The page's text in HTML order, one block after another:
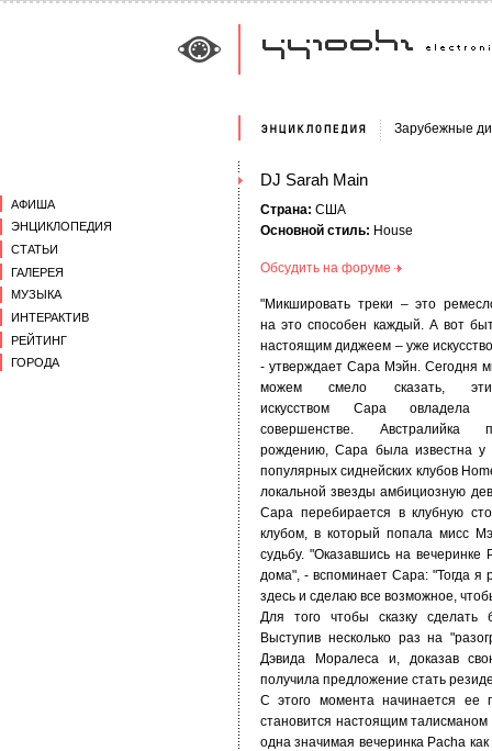
АФИША
ЭНЦИКЛОПЕДИЯ
СТАТЬИ
ГАЛЕРЕЯ
МУЗЫКА
ИНТЕРАКТИВ
РЕЙТИНГ
ГОРОДА
Зарубежные
DJ Sarah Main
Страна: США
Основной стиль: House
Обсудить на форуме
"Микшировать треки – это
на это способен каждый. А вот
настоящим диджеем – уже
- утверждает Сара Мэйн. Сегодня
можем смело сказать,
искусством Сара овладела
совершенстве. Австралийка
рождению, Сара была известна у
популярных сиднейских клубов
локальной звезды амбициозную
Сара перебирается в клубную
клубом, в который попала мисс
судьбу. "Оказавшись на вечеринке
дома", - вспоминает Сара: "Тогда я
здесь и сделаю все возможное,
Для того чтобы сказку сделать
Выступив несколько раз на
Дэвида Моралеса и, доказав
получила предложение стать
С этого момента начинается ее
становится настоящим
одна значимая вечеринка Pacha